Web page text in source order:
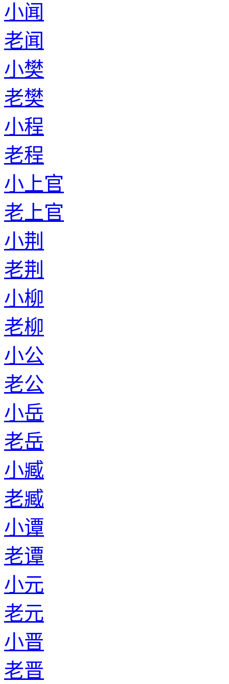
小闻
老闻
小樊
老樊
小程
老程
小上官
老上官
小荆
老荆
小柳
老柳
小公
老公
小岳
老岳
小臧
老臧
小谭
老谭
小元
老元
小晋
老晋